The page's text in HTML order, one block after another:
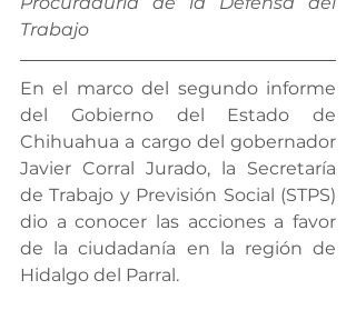
Trabajo
En el marco del segundo informe
del Gobierno del Estado de
Chihuahua a cargo del gobernador
Javier Corral Jurado, la Secretaría
de Trabajo y Previsión Social (STPS)
dio a conocer las acciones a favor
de la ciudadanía en la región de
Hidalgo del Parral.